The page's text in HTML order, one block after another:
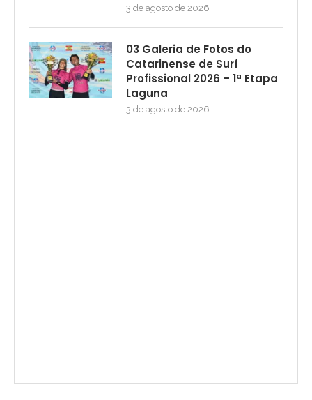
3 de agosto de 2026
03 Galeria de Fotos do
Catarinense de Surf
Profissional 2026 – 1ª Etapa
Laguna
3 de agosto de 2026